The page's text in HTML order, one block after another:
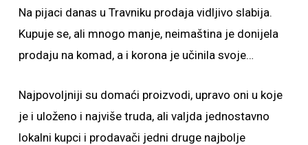
Na pijaci danas u Travniku prodaja vidljivo slabija.
Kupuje se, ali mnogo manje, neimaština je donijela
prodaju na komad, a i korona je učinila svoje…
Najpovoljniji su domaći proizvodi, upravo oni u koje
je i uloženo i najviše truda, ali valjda jednostavno
lokalni kupci i prodavači jedni druge najbolje